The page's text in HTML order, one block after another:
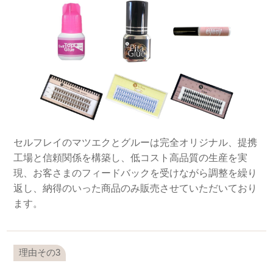
セルフレイのマツエクとグルーは完全オリジナル、提携
工場と信頼関係を構築し、低コスト高品質の生産を実
現、お客さまのフィードバックを受けながら調整を繰り
返し、納得のいった商品のみ販売させていただいており
ます。